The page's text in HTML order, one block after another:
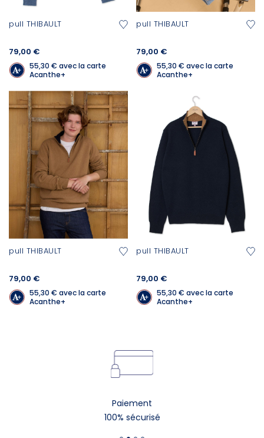
pull THIBAULT
79,00 €
55,30 € avec la carte
Acanthe+
pull THIBAULT
79,00 €
55,30 € avec la carte
Acanthe+
pull THIBAULT
79,00 €
55,30 € avec la carte
Acanthe+
pull THIBAULT
79,00 €
55,30 € avec la carte
Acanthe+
Paiement
100% sécurisé